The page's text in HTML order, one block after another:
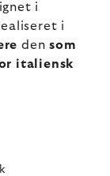
i
i
densom
italiensk